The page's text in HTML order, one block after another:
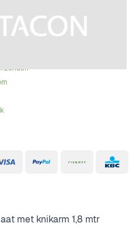
met knikarm 1,8 mtr